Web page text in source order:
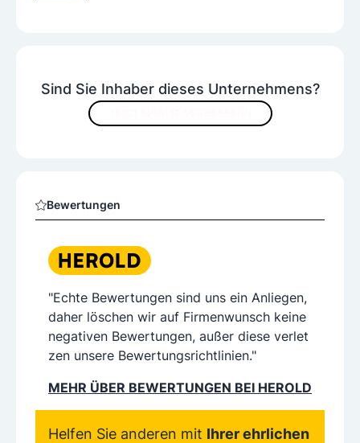
Sind Sie Inhaber dieses Unternehmens?
Bewertungen
"Echte Bewertungen sind uns ein Anliegen,
daher löschen wir auf Firmenwunsch keine
negativen Bewertungen, außer diese verlet
zen unsere Bewertungsrichtlinien."
MEHR ÜBER BEWERTUNGEN BEI HEROLD
Helfen Sie anderen mit Ihrer ehrlichen